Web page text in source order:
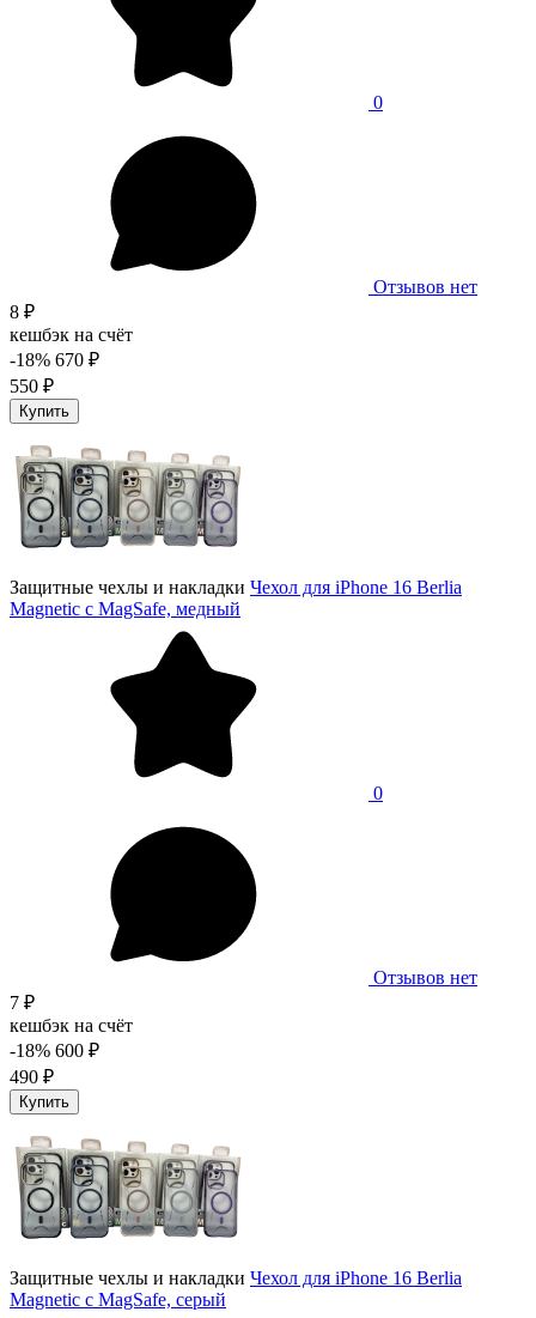
0
Отзывов нет
8 ₽
кешбэк на счёт
-18% 670 ₽
550 ₽
Купить
Защитные чехлы и накладки Чехол для iPhone 16 Berlia
Magnetic с MagSafe, медный
0
Отзывов нет
7 ₽
кешбэк на счёт
-18% 600 ₽
490 ₽
Купить
Защитные чехлы и накладки Чехол для iPhone 16 Berlia
Magnetic с MagSafe, серый